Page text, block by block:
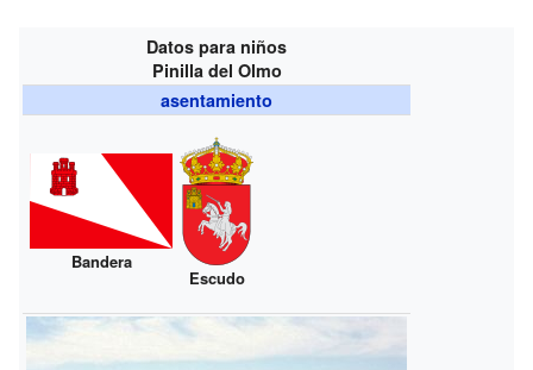
Datos para niños
Pinilla del Olmo
asentamiento
Bandera
Escudo